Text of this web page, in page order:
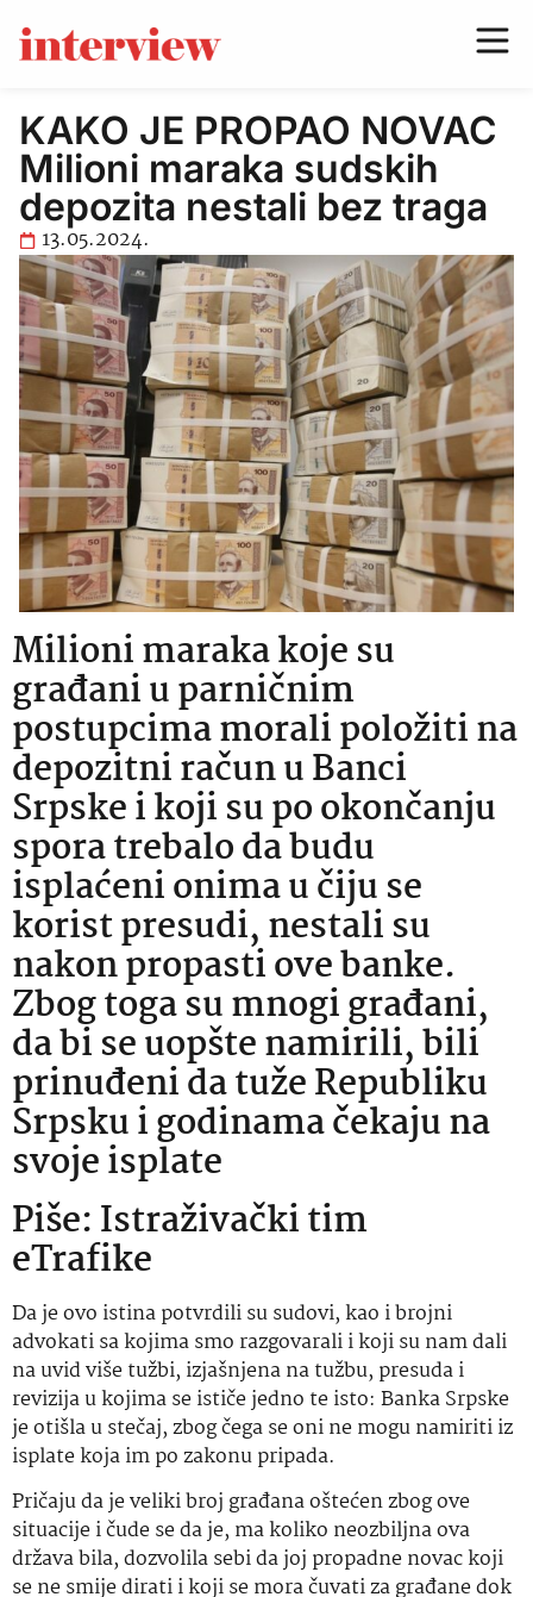
KAKO JE PROPAO NOVAC
Milioni maraka sudskih
depozita nestali bez traga
13.05.2024.
Milioni maraka koje su
građani u parničnim
postupcima morali položiti na
depozitni račun u Banci
Srpske i koji su po okončanju
spora trebalo da budu
isplaćeni onima u čiju se
korist presudi, nestali su
nakon propasti ove banke.
Zbog toga su mnogi građani,
da bi se uopšte namirili, bili
prinuđeni da tuže Republiku
Srpsku i godinama čekaju na
svoje isplate
Piše: Istraživački tim
eTrafike
Da je ovo istina potvrdili su sudovi, kao i brojni
advokati sa kojima smo razgovarali i koji su nam dali
na uvid više tužbi, izjašnjena na tužbu, presuda i
revizija u kojima se ističe jedno te isto: Banka Srpske
je otišla u stečaj, zbog čega se oni ne mogu namiriti iz
isplate koja im po zakonu pripada.
Pričaju da je veliki broj građana oštećen zbog ove
situacije i čude se da je, ma koliko neozbiljna ova
država bila, dozvolila sebi da joj propadne novac koji
se ne smije dirati i koji se mora čuvati za građane dok